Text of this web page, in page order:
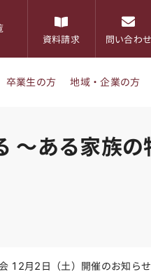
資料請求
問い合わせ
卒業生の方 地域・企業の方
～ある家族の
12月2日（土）開催のお知らせ